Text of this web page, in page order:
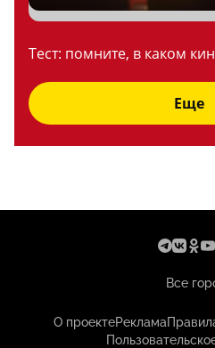
Тест: помните, в каком
Еще
Все
О проектеРеклама